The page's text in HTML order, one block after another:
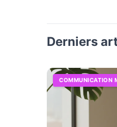
Derniers
COMMUNICATION